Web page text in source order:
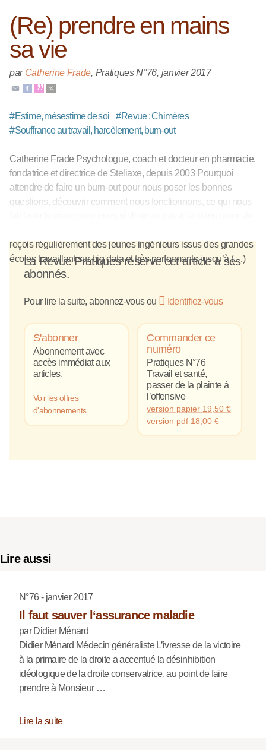
(Re) prendre en mains
sa vie
par Catherine Frade, Pratiques N°76, janvier 2017
#Estime, mésestime de soi #Revue : Chimères
#Souffrance au travail, harcèlement, burn-out
Catherine Frade Psychologue, coach et docteur en pharmacie,
fondatrice et directrice de Steliaxe, depuis 2003 Pourquoi
attendre de faire un burn-out pour nous poser les bonnes
questions, découvrir comment nous fonctionnons, ce qui nous
reçois régulièrement des jeunes ingénieurs issus des grandes
écoles travaillant sur big data et très performants jusqu’à (…)
La Revue Pratiques réserve cet article à ses
abonnés.
Pour lire la suite, abonnez-vous ou Identifiez-vous
S'abonner
Abonnement avec
accès immédiat aux
articles.
Voir les offres
d'abonnements
Commander ce
numéro
Pratiques N°76
Travail et santé,
passer de la plainte à
l’offensive
version papier 19,50€
version pdf 18,00€
Lire aussi
N°76 - janvier 2017
Il faut sauver l‘assurance maladie
par Didier Ménard
Didier Ménard Médecin généraliste L’ivresse de la victoire
à la primaire de la droite a accentué la désinhibition
idéologique de la droite conservatrice, au point de faire
prendre à Monsieur …
Lire la suite